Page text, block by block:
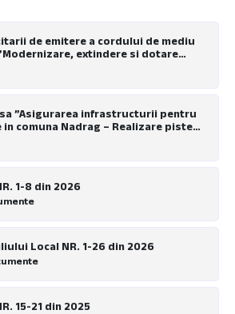
de emitere a cordului de mediu
extindere si dotare
”Asigurarea infrastructurii pentru
comuna Nadrag – Realizare piste
local”
1-8 din 2026
Local NR. 1-26 din 2026
15-21 din 2025